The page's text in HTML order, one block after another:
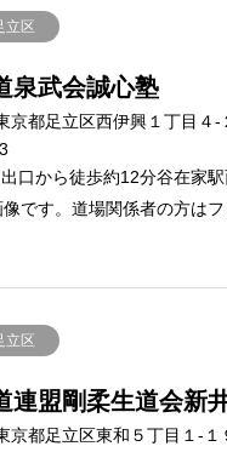
立区
泉武会誠心塾
京都足立区西伊興１丁目４-
口から徒歩約12分谷在家
です。道場関係者の方は
立区
連盟剛柔生道会新
京都足立区東和５丁目１-１